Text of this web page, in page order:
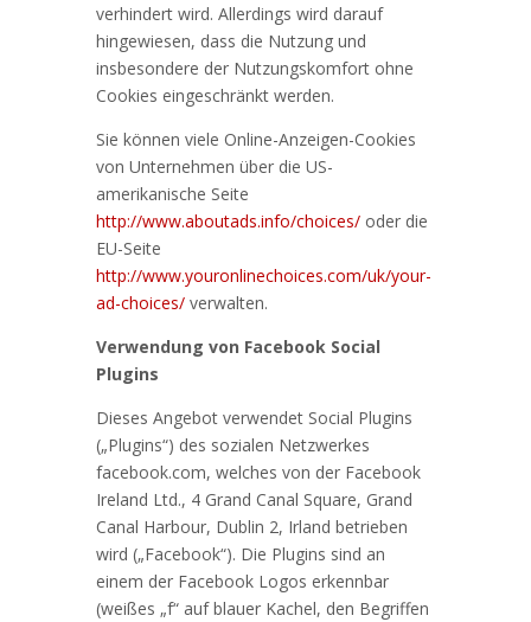
verhindert wird. Allerdings wird darauf
hingewiesen, dass die Nutzung und
insbesondere der Nutzungskomfort ohne
Cookies eingeschränkt werden.
Sie können viele Online-Anzeigen-Cookies
von Unternehmen über die US-
amerikanische Seite
http://www.aboutads.info/choices/oder die
EU-Seite
http://www.youronlinechoices.com/uk/your-
ad-choices/ verwalten.
Verwendung von Facebook Social
Plugins
Dieses Angebot verwendet Social Plugins
(„Plugins“) des sozialen Netzwerkes
facebook.com, welches von der Facebook
Ireland Ltd., 4 Grand Canal Square, Grand
Canal Harbour, Dublin 2, Irland betrieben
wird („Facebook“). Die Plugins sind an
einem der Facebook Logos erkennbar
(weißes „f“ auf blauer Kachel, den Begriffen